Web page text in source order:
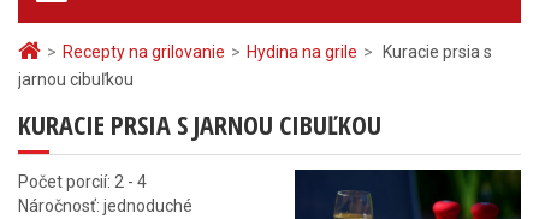
> Recepty na grilovanie > Hydina na grile >
Kuracie prsia s
jarnou cibuľkou
KURACIE PRSIA S JARNOU CIBUĽKOU
Počet porcií: 2 - 4
Náročnosť: jednoduché